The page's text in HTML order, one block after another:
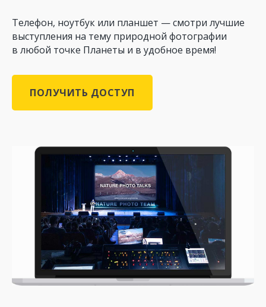
Телефон, ноутбук или планшет — смотри лучшие
выступления на тему природной фотографии
в любой точке Планеты и в удобное время!
ПОЛУЧИТЬ ДОСТУП